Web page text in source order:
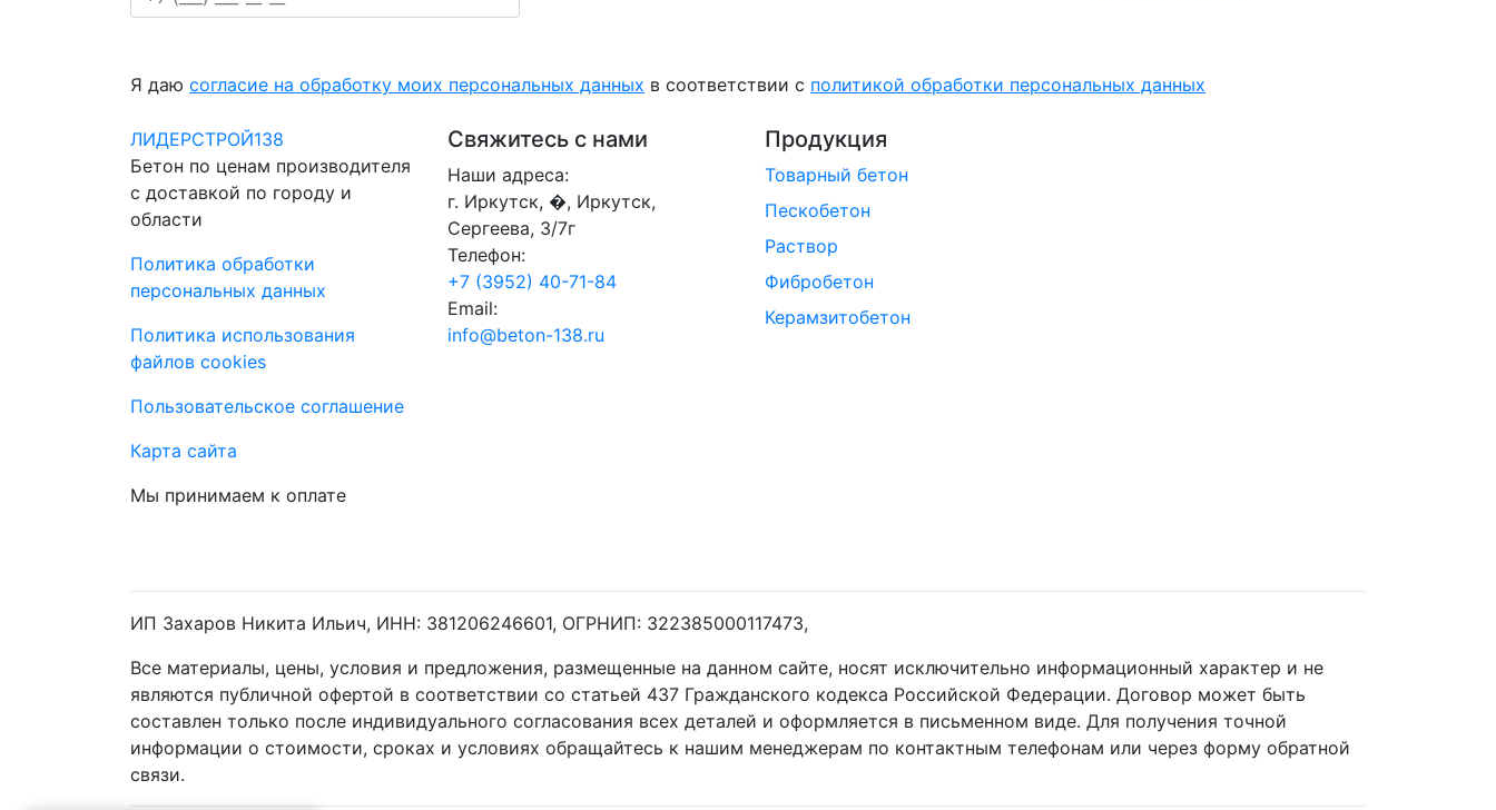
Я даю согласие на обработку моих персональных данных в соответствии с политикой обработки персональных данных
ЛИДЕРСТРОЙ138
Бетон по ценам производителя
с доставкой по городу и
области
Политика обработки
персональных данных
Политика использования
файлов cookies
Пользовательское соглашение
Карта сайта
Мы принимаем к оплате
Свяжитесь с нами
Наши адреса:
г. Иркутск, �, Иркутск,
Сергеева, 3/7г
Телефон:
+7 (3952) 40-71-84
Email:
info@beton-138.ru
Продукция
Товарный бетон
Пескобетон
Раствор
Фибробетон
Керамзитобетон
ИП Захаров Никита Ильич, ИНН: 381206246601, ОГРНИП: 322385000117473,
Все материалы, цены, условия и предложения, размещенные на данном сайте, носят исключительно информационный характер и не
являются публичной офертой в соответствии со статьей 437 Гражданского кодекса Российской Федерации. Договор может быть
составлен только после индивидуального согласования всех деталей и оформляется в письменном виде. Для получения точной
информации о стоимости, сроках и условиях обращайтесь к нашим менеджерам по контактным телефонам или через форму обратной
связи.